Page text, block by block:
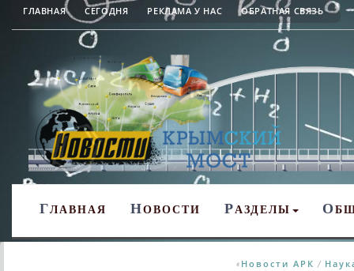
ГЛАВНАЯ СЕГОДНЯ РЕКЛАМА У НАС ОБРАТНАЯ СВЯЗЬ
ГЛАВНАЯ НОВОСТИ РАЗДЕЛЫ О
« Новости АРК /